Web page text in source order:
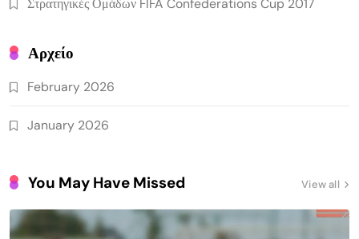
Στρατηγικές Ομάδων FIFA Confederations Cup 2017
Αρχείο
February 2026
January 2026
View all
You May Have Missed